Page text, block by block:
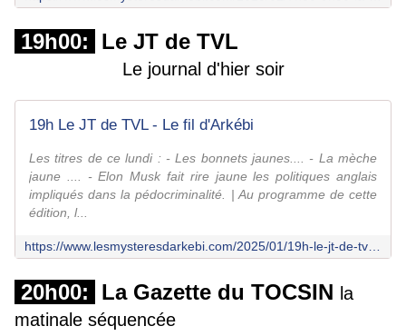
19h00: Le JT de TVL
Le journal d'hier soir
19h Le JT de TVL - Le fil d'Arkébi
Les titres de ce lundi : - Les bonnets jaunes.... - La mèche
jaune .... - Elon Musk fait rire jaune les politiques anglais
impliqués dans la pédocriminalité. | Au programme de cette
édition, l...
20h00: La Gazette du TOCSIN la
matinale séquencée